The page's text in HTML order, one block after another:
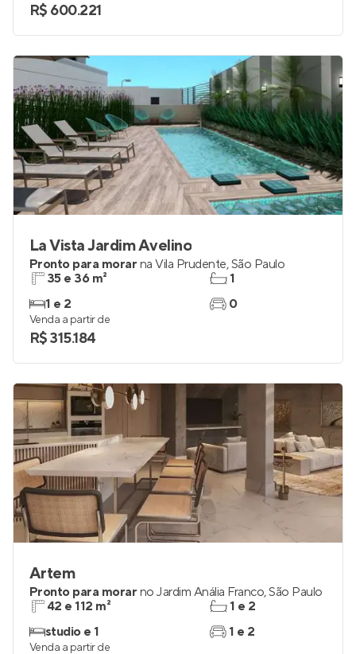
R$ 600.221
La Vista Jardim Avelino
Pronto para morar na Vila Prudente,São Paulo
35 e 36 m²
1 e 2
1
0
Venda a partir de
R$ 315.184
Artem
Pronto para morar no Jardim Anália Franco,São Paulo
42 e 112 m²
studio e 1
1 e 2
1 e 2
Venda a partir de